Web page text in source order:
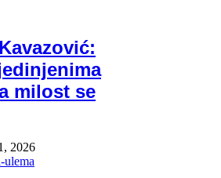
milost se
2026
ulema